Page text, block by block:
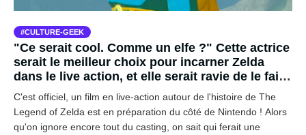
CULTURE-GEEK
"Ce serait cool. Comme un elfe ?" Cette actrice
serait le meilleur choix pour incarner Zelda
dans le live action, et elle serait ravie de le faire
!
C'est officiel, un film en live-action autour de l'histoire de The
Legend of Zelda est en préparation du côté de Nintendo ! Alors
qu'on ignore encore tout du casting, on sait qui ferait une